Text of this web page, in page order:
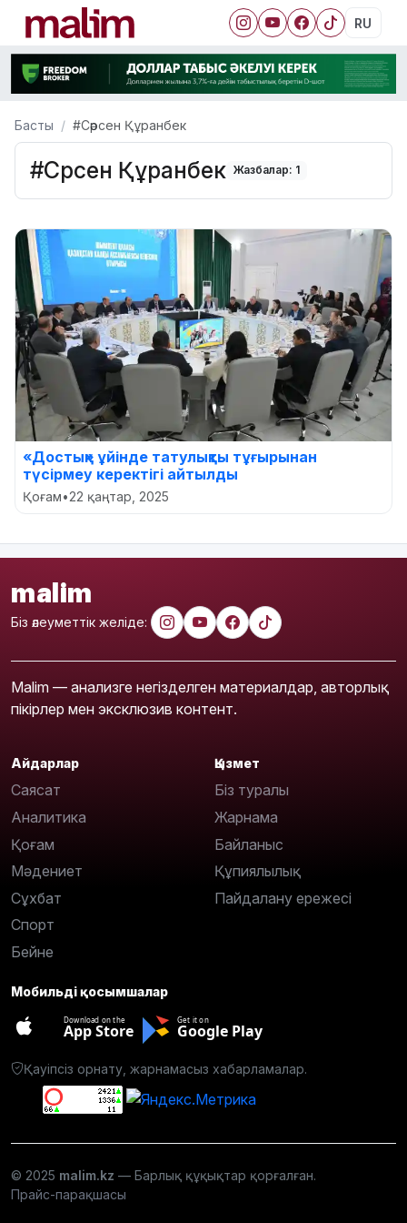
RU
Басты #Сәрсен Құранбек
#Сәрсен Құранбек Жазбалар: 1
«Достық» ұйінде татулықты тұғырынан
түсірмеу керектігі айтылды
Қоғам•22 қаңтар, 2025
malim
Біз әлеуметтік желіде:
Malim — анализге негізделген материалдар, авторлық
пікірлер мен эксклюзив контент.
Айдарлар
Саясат
Аналитика
Қоғам
Мәдениет
Сұхбат
Спорт
Бейне
Қызмет
Біз туралы
Жарнама
Байланыс
Құпиялылық
Пайдалану ережесі
Мобильді қосымшалар
Download on the
App Store
Get it on
Google Play
Қауіпсіз орнату, жарнамасыз хабарламалар.
© 2025 malim.kz — Барлық құқықтар қорғалған.
Прайс-парақшасы